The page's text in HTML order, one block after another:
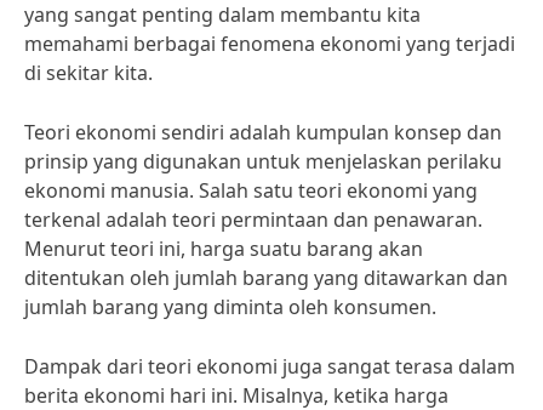
yang sangat penting dalam membantu kita
memahami berbagai fenomena ekonomi yang terjadi
di sekitar kita.
Teori ekonomi sendiri adalah kumpulan konsep dan
prinsip yang digunakan untuk menjelaskan perilaku
ekonomi manusia. Salah satu teori ekonomi yang
terkenal adalah teori permintaan dan penawaran.
Menurut teori ini, harga suatu barang akan
ditentukan oleh jumlah barang yang ditawarkan dan
jumlah barang yang diminta oleh konsumen.
Dampak dari teori ekonomi juga sangat terasa dalam
berita ekonomi hari ini. Misalnya, ketika harga